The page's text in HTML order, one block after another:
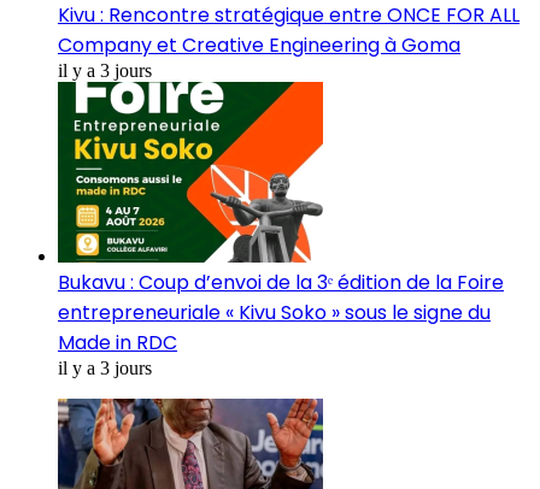
Kivu : Rencontre stratégique entre ONCE FOR ALL
Company et Creative Engineering à Goma
il y a 3 jours
Bukavu : Coup d’envoi de la 3ᵉ édition de la Foire
entrepreneuriale « Kivu Soko » sous le signe du
Made in RDC
il y a 3 jours